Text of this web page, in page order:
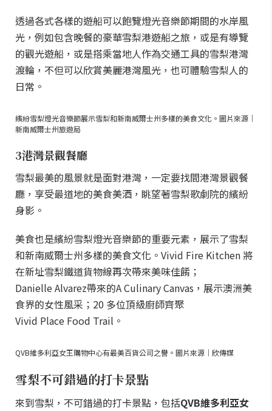
透過各式各樣的遊船可以飽覽燈光音樂節期間的水岸風
光，例如包含晚餐的豪華雪梨港遊船之旅，或是有導覽
的觀光遊船，或是搭乘當地人作為交通工具的雪梨港灣
渡輪，不但可以欣賞美麗港灣風光，也可體驗雪梨人的
日常。
繽紛雪梨燈光音樂節展示雪梨和新南威爾士州多樣的美食文化。圖片來源｜
新南威爾士州旅遊局
3港灣景觀餐廳
雪梨最美的風景就是面對港灣，一定要找間港灣景觀餐
廳，享受最道地的美食美酒，眺望著雪梨歌劇院的繽紛
身影。
美食也是繽紛雪梨燈光音樂節的重要元素，展示了雪梨
和新南威爾士州多樣的美食文化。Vivid Fire Kitchen 將
在新址雪梨鐵道貨物線再次帶來美味佳餚；
Danielle Alvarez帶來的A Culinary Canvas，展示澳洲美
食界的女性風采；20 多位頂級廚師齊聚
Vivid Place Food Trail。
QVB維多利亞女王購物中心有最美百貨公司之譽。圖片來源｜欣傳媒
雪梨不可錯過的打卡景點
來到雪梨，不可錯過的打卡景點，包括QVB維多利亞女